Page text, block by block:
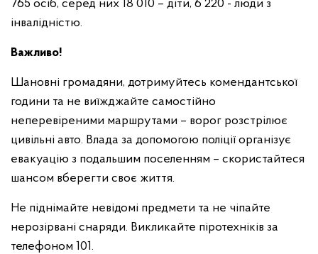
765 осіб, серед них 18 010 – діти, 6 220 - люди з
інвалідністю.
Важливо!
Шановні громадяни, дотримуйтесь комендантської
години та не виїжджайте самостійно
неперевіреними маршрутами – ворог розстрілює
цивільні авто. Влада за допомогою поліції організує
евакуацію з подальшим поселенням – скористайтеся
шансом вберегти своє життя.
Не піднімайте невідомі предмети та не чіпайте
нерозірвані снаряди. Викликайте піротехніків за
телефоном 101.